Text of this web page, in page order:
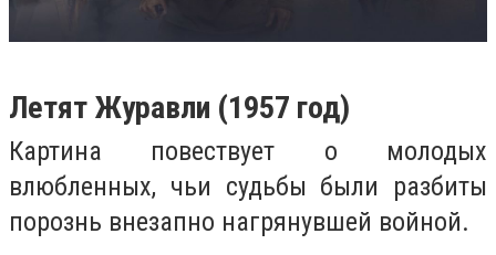
Летят Журавли (1957 год)
Картина повествует о молодых
влюбленных, чьи судьбы были разбиты
порознь внезапно нагрянувшей войной.